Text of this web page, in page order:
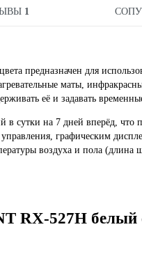
1
предназначен для
маты,
её и задавать
сутки на 7 дней вперёд, что
графическим
воздуха и пола (длина
RX-527H белый